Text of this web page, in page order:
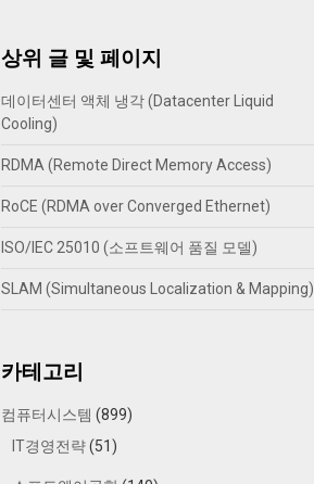
상위 글 및 페이지
데이터센터 액체 냉각 (Datacenter Liquid
Cooling)
RDMA (Remote Direct Memory Access)
RoCE (RDMA over Converged Ethernet)
ISO/IEC 25010 (소프트웨어 품질 모델)
SLAM (Simultaneous Localization & Mapping)
카테고리
컴퓨터시스템 (899)
IT경영전략(51)